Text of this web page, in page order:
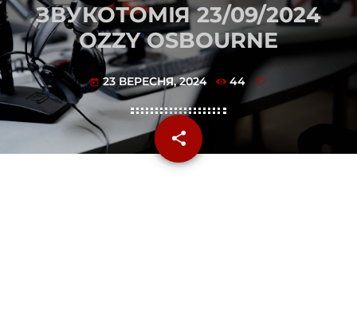
ЗВУКОТОМІЯ 23/09/2024
OZZY OSBOURNE
today 23 ВЕРЕСНЯ, 2024 44
share
email